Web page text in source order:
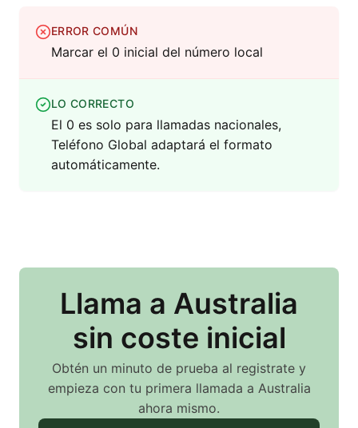
ERROR COMÚN
Marcar el 0 inicial del número local
LO CORRECTO
El 0 es solo para llamadas nacionales,
Teléfono Global adaptará el formato
automáticamente.
Llama a Australia
sin coste inicial
Obtén un minuto de prueba al registrate y
empieza con tu primera llamada a Australia
ahora mismo.